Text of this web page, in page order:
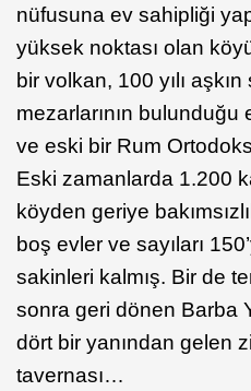
nüfusuna ev sahipliği
yüksek noktası olan
bir volkan, 100 yılı
mezarlarının bulunduğu
ve eski bir Rum
Eski zamanlarda 1.200
köyden geriye
boş evler ve sayıları
sakinleri kalmış. Bir de
sonra geri dönen Barba
dört bir yanından gelen
tavernası…